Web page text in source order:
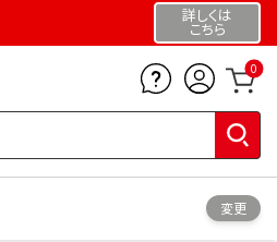
詳しくは
こちら
0
変更